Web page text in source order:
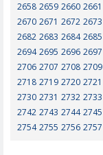
2658 2659 2660 2661
2670 2671 2672 2673
2682 2683 2684 2685
2694 2695 2696 2697
2706 2707 2708 2709
2718 2719 2720 2721
2730 2731 2732 2733
2742 2743 2744 2745
2754 2755 2756 2757